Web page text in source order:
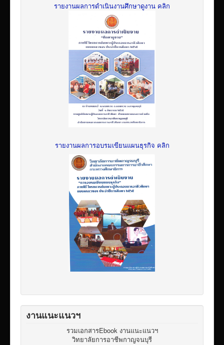
รายงานผลการดำเนินงานศึกษาดูงาน คลิก
รายงานผลการอบรมเขียนแผนธุรกิจ คลิก
งานแนะแนวฯ
รวมเอกสารEbook งานแนะแนวฯ
วิทยาลัยการอาชีพกาญจนบุรี